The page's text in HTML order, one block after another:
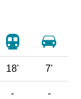
18' 7'
- -